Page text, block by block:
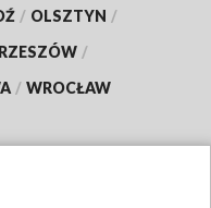
/ OLSZTYN /
RZESZÓW /
/ WROCŁAW